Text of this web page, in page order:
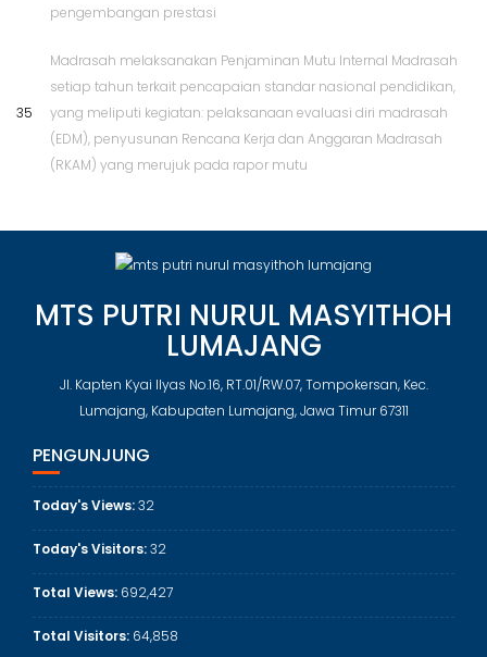
pengembangan prestasi
35
Madrasah melaksanakan Penjaminan Mutu Internal Madrasah
setiap tahun terkait pencapaian standar nasional pendidikan,
yang meliputi kegiatan: pelaksanaan evaluasi diri madrasah
(EDM), penyusunan Rencana Kerja dan Anggaran Madrasah
(RKAM) yang merujuk pada rapor mutu
MTS PUTRI NURUL MASYITHOH
LUMAJANG
Jl. Kapten Kyai Ilyas No.16, RT.01/RW.07, Tompokersan, Kec.
Lumajang, Kabupaten Lumajang, Jawa Timur 67311
PENGUNJUNG
Today's Views:32
Today's Visitors:32
Total Views: 692,427
Total Visitors: 64,858